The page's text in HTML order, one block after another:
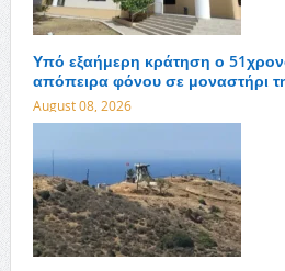
Υπό εξαήμερη κράτηση ο
απόπειρα φόνου σε μοναστήρι
August 08, 2026